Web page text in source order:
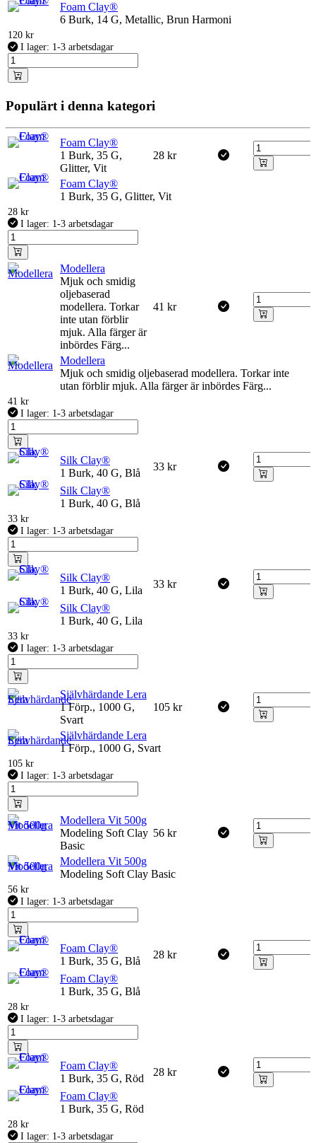
Foam Clay®
6 Burk, 14 G, Metallic, Brun Harmoni
120 kr
I lager: 1-3 arbetsdagar
Populärt i denna kategori
Foam Clay®
1 Burk, 35 G,
Glitter, Vit
28 kr
Foam Clay®
1 Burk, 35 G, Glitter, Vit
28 kr
I lager: 1-3 arbetsdagar
Modellera
Mjuk och smidig
oljebaserad
modellera. Torkar
inte utan förblir
mjuk. Alla färger är
inbördes Färg...
41 kr
Modellera
Mjuk och smidig oljebaserad modellera. Torkar inte
utan förblir mjuk. Alla färger är inbördes Färg...
41 kr
I lager: 1-3 arbetsdagar
Silk Clay®
1 Burk, 40 G, Blå
33 kr
Silk Clay®
1 Burk, 40 G, Blå
33 kr
I lager: 1-3 arbetsdagar
Silk Clay®
1 Burk, 40 G, Lila
33 kr
Silk Clay®
1 Burk, 40 G, Lila
33 kr
I lager: 1-3 arbetsdagar
Självhärdande Lera
1 Förp., 1000 G,
Svart
105 kr
Självhärdande Lera
1 Förp., 1000 G, Svart
105 kr
I lager: 1-3 arbetsdagar
Modellera Vit 500g
Modeling Soft Clay
Basic
56 kr
Modellera Vit 500g
Modeling Soft Clay Basic
56 kr
I lager: 1-3 arbetsdagar
Foam Clay®
1 Burk, 35 G, Blå
28 kr
Foam Clay®
1 Burk, 35 G, Blå
28 kr
I lager: 1-3 arbetsdagar
Foam Clay®
1 Burk, 35 G, Röd
28 kr
Foam Clay®
1 Burk, 35 G, Röd
28 kr
I lager: 1-3 arbetsdagar